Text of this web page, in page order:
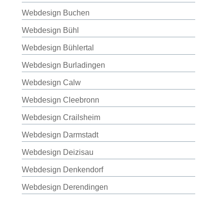
Webdesign Buchen
Webdesign Bühl
Webdesign Bühlertal
Webdesign Burladingen
Webdesign Calw
Webdesign Cleebronn
Webdesign Crailsheim
Webdesign Darmstadt
Webdesign Deizisau
Webdesign Denkendorf
Webdesign Derendingen